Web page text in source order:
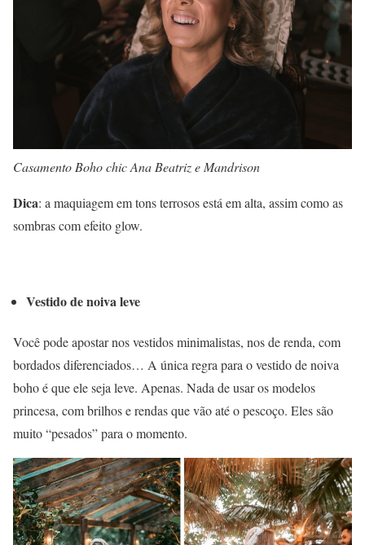
Casamento Boho chic Ana Beatriz e Mandrison
Dica: a maquiagem em tons terrosos está em alta, assim como as
sombras com efeito glow.
Vestido de noiva leve
Você pode apostar nos vestidos minimalistas, nos de renda, com
bordados diferenciados… A única regra para o vestido de noiva
boho é que ele seja leve. Apenas. Nada de usar os modelos
princesa, com brilhos e rendas que vão até o pescoço. Eles são
muito “pesados” para o momento.